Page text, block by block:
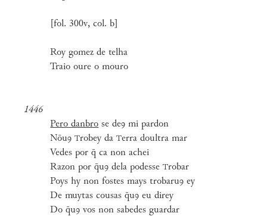
[fol. 300v, col. b]
Roy gomez de telha
Traio oure o mouro
1446
Pero danbro se deꝯ mi pardon
NōuꝯTrobey daTerra doultra mar
Vedes por q̄ ca non achei
Razon por q̄uꝯ dela podesseTrobar
Poys hy non fostes mays trobaruꝯ ey
De muytas cousas q̄uꝯ eu direy
Do q̄uꝯ vos non sabedes guardar